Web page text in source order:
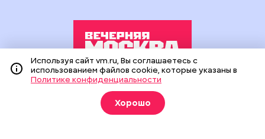
Издание создано при финансовой поддержке Департамента
средств массовой информации и рекламы города Москвы.
На сайте применяются рекомендательные технологии
(информационные технологии предоставления информации
Используя сайт vm.ru, Вы соглашаетесь с
использованием файлов cookie, которые указаны в
Политике конфиденциальности
Хорошо